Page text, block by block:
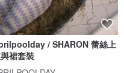
/ SHARON 蕾絲上
裙套裝